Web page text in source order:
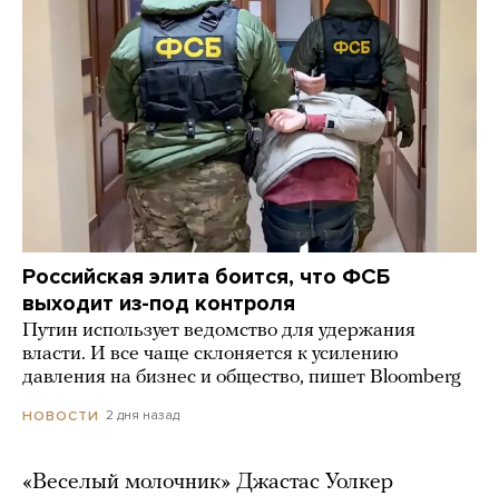
Российская элита боится, что ФСБ
выходит из-под контроля
Путин использует ведомство для удержания
власти. И все чаще склоняется к усилению
давления на бизнес и общество, пишет Bloomberg
НОВОСТИ 2 дня назад
«Веселый молочник» Джастас Уолкер